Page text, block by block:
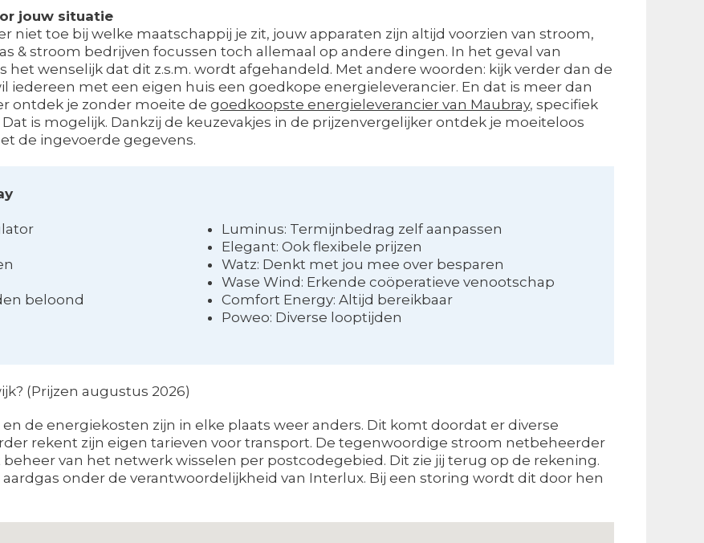
jouw situatie
niet toe bij welke maatschappij je zit, jouw apparaten zijn altijd voorzien van stroom,
& stroom bedrijven focussen toch allemaal op andere dingen. In het geval van
wenselijk dat dit z.s.m. wordt afgehandeld. Met andere woorden: kijk verder dan de
iedereen met een eigen huis een goedkope energieleverancier. En dat is meer dan
ontdek je zonder moeite de goedkoopste energieleverancier van Maubray, specifiek
is mogelijk. Dankzij de keuzevakjes in de prijzenvergelijker ontdek je moeiteloos
de ingevoerde gegevens.
beloond
Luminus: Termijnbedrag zelf aanpassen
Elegant: Ook flexibele prijzen
Watz: Denkt met jou mee over besparen
Wase Wind: Erkende coöperatieve venootschap
Comfort Energy: Altijd bereikbaar
Poweo: Diverse looptijden
(Prijzen augustus 2026)
de energiekosten zijn in elke plaats weer anders. Dit komt doordat er diverse
rekent zijn eigen tarieven voor transport. De tegenwoordige stroom netbeheerder
van het netwerk wisselen per postcodegebied. Dit zie jij terug op de rekening.
onder de verantwoordelijkheid van Interlux. Bij een storing wordt dit door hen